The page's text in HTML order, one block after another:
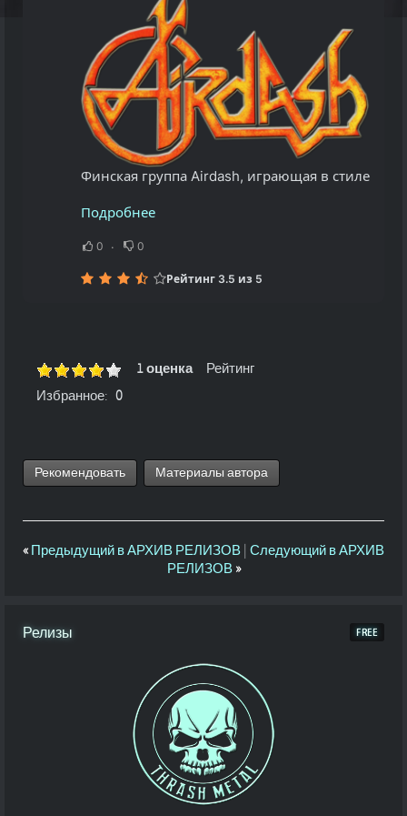
Финская группа Airdash, играющая в стиле
Подробнее
0 0
Рейтинг 3.5 из 5
Рейтинг
1 оценка
Избранное: 0
Рекомендовать Материалы автора
«Предыдущий в АРХИВ РЕЛИЗОВ Следующий в АРХИВ
РЕЛИЗОВ »
Релизы